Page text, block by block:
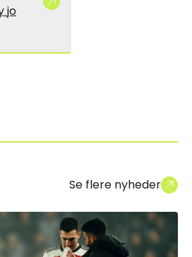
jo
Se flere nyheder